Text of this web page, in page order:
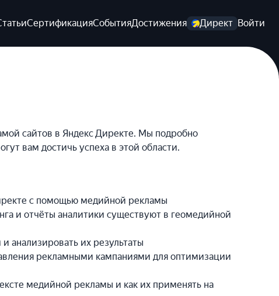
СертификацияСобытияДостижения Директ Войти
сайтов в Яндекс Директе. Мы подробно
вам достичь успеха в этой области.
с помощью медийной рекламы
и отчёты аналитики существуют в геомедийной
анализировать их результаты
рекламными кампаниями для оптимизации
медийной рекламы и как их применять на